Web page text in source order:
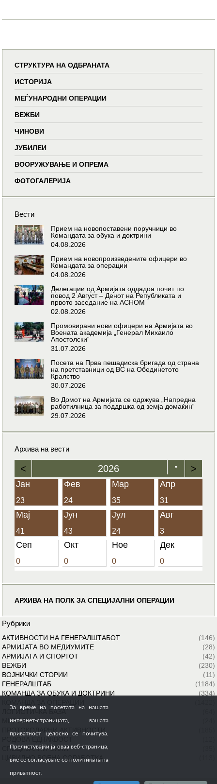
СТРУКТУРА НА ОДБРАНАТА
ИСТОРИЈА
МЕЃУНАРОДНИ ОПЕРАЦИИ
ВЕЖБИ
ЧИНОВИ
ЈУБИЛЕИ
ВООРУЖУВАЊЕ И ОПРЕМА
ФОТОГАЛЕРИЈА
Вести
Прием на новопоставени поручници во
Командата за обука и доктрини
04.08.2026
Прием на новопроизведените офицери во
Командата за операции
04.08.2026
Делегации од Армијата оддадоа почит по
повод 2 Август – Денот на Републиката и
првото заседание на АСНОМ
02.08.2026
Промовирани нови офицери на Армијата во
Воената академија „Генерал Михаило
Апостолски“
31.07.2026
Посета на Прва пешадиска бригада од страна
на претставници од ВС на Обединетото
Кралство
30.07.2026
Во Домот на Армијата се одржува „Напредна
работилница за поддршка од земја домаќин“
29.07.2026
Архива на вести
< 2026 ▼ >
Јан
23
Фев
24
Мар
35
Апр
31
Мај
41
Јун
43
Јул
24
Авг
3
Сеп
0
Окт
0
Ное
0
Дек
0
АРХИВА НА ПОЛК ЗА СПЕЦИЈАЛНИ ОПЕРАЦИИ
Рубрики
АКТИВНОСТИ НА ГЕНЕРАЛШТАБОТ
(146)
АРМИЈАТА ВО МЕДИУМИТЕ
(28)
АРМИЈАТА И СПОРТОТ
(42)
ВЕЖБИ
(230)
ВОЈНИЧКИ СТОРИИ
(11)
ГЕНЕРАЛШТАБ
(1184)
КОМАНДА ЗА ОБУКА И ДОКТРИНИ
(334)
ЛОГИСТИЧКА БАЗА
МИРОВНИ МИСИИ
СПЕЦИЈАЛНИ СИЛИ
ЦИВИЛНО ВОЕНА СОРАБОТКА
За време на посетата на нашата
интернет-страницата, вашата
приватност целосно се почитува.
Прелистувајќи ја оваа веб-страница,
вие се согласувате со политиката на
приватност.